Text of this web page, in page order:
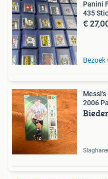
Panini
435
€
Bezoek
Messi's
2006